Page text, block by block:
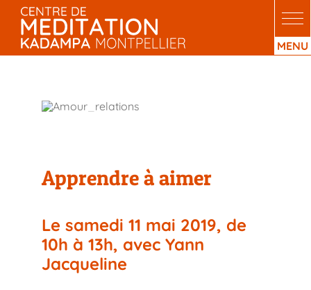
Passer
contenu
Apprendre à aimer
Le samedi 11 mai 2019, de
10h à 13h, avec Yann
Jacqueline